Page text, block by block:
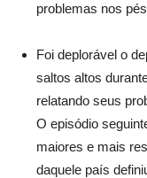
problemas nos
Foi deplorável o
saltos altos
relatando seus
O episódio
maiores e mais
daquele país